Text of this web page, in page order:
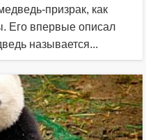
призрак, как
Его впервые описал
называется...